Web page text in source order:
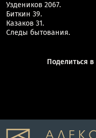
Уздеников 2067.
Биткин 39.
Казаков 31.
Следы бытования.
Поделиться в